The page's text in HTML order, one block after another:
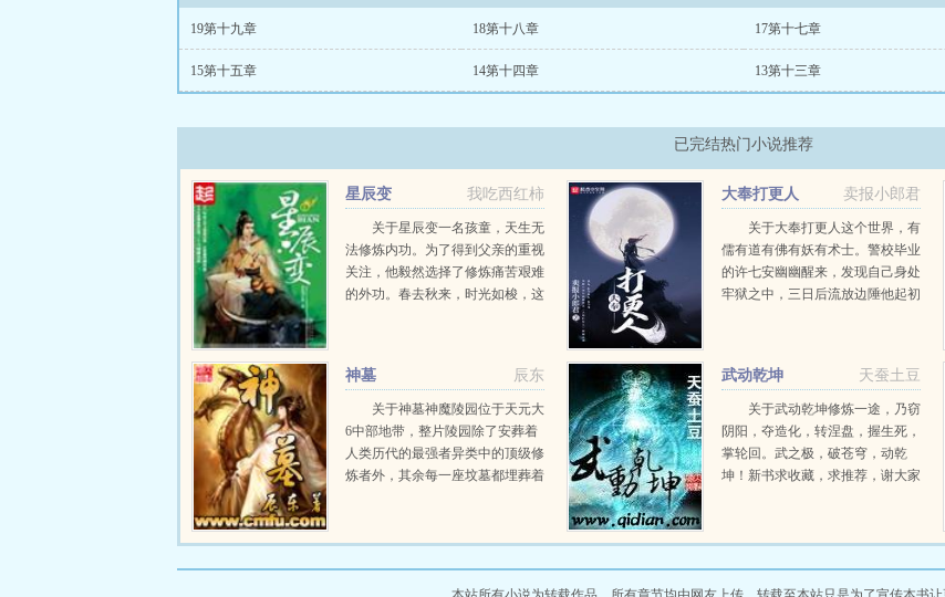
19第十九章 18第十八章 17第十七章
15第十五章 14第十四章 13第十三章
已完结热门小说推荐
我吃西红柿
星辰变
关于星辰变一名孩童，天生无
法修炼内功。为了得到父亲的重视
关注，他毅然选择了修炼痛苦艰难
的外功。春去秋来，时光如梭，这
青年无...
卖报小郎君
大奉打更人
关于大奉打更人这个世界，有
儒有道有佛有妖有术士。警校毕业
的许七安幽幽醒来，发现自己身处
牢狱之中，三日后流放边陲他起初
辰东
神墓
关于神墓神魔陵园位于天元大
6中部地带，整片陵园除了安葬着
人类历代的最强者异类中的顶级修
炼者外，其余每一座坟墓都埋葬着
死去万载岁月之后，从远古神墓中
天蚕土豆
武动乾坤
关于武动乾坤修炼一途，乃窃
阴阳，夺造化，转涅盘，握生死，
掌轮回。武之极，破苍穹，动乾
坤！新书求收藏，求推荐，谢大家